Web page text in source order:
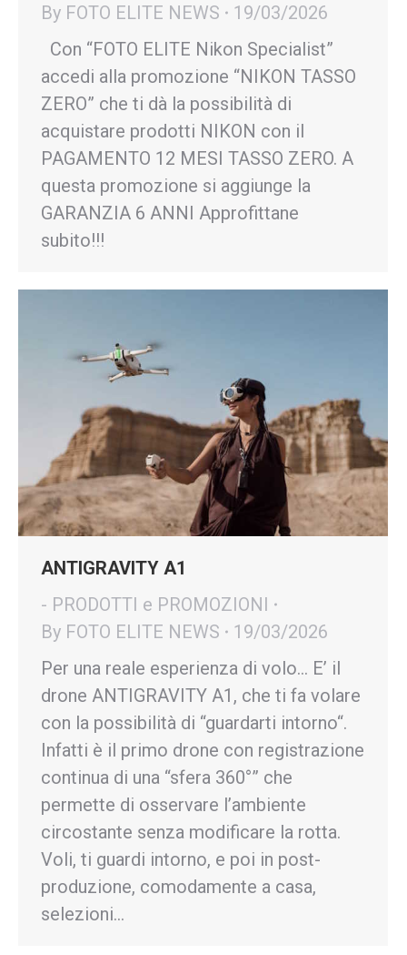
By FOTO ELITE NEWS
19/03/2026
Con “FOTO ELITE Nikon Specialist”
accedi alla promozione “NIKON TASSO
ZERO” che ti dà la possibilità di
acquistare prodotti NIKON con il
PAGAMENTO 12 MESI TASSO ZERO. A
questa promozione si aggiunge la
GARANZIA 6 ANNI Approfittane
subito!!!
ANTIGRAVITY A1
- PRODOTTI e PROMOZIONI
By FOTO ELITE NEWS
19/03/2026
Per una reale esperienza di volo… E’ il
drone ANTIGRAVITY A1, che ti fa volare
con la possibilità di “guardarti intorno“.
Infatti è il primo drone con registrazione
continua di una “sfera 360°” che
permette di osservare l’ambiente
circostante senza modificare la rotta.
Voli, ti guardi intorno, e poi in post-
produzione, comodamente a casa,
selezioni…